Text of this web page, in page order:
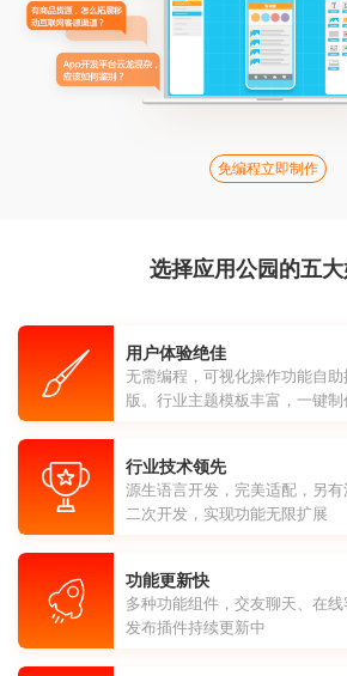
免编程立即制作
选择应用公园的五
用户体验绝佳
无需编程，可视化操作功能自
版。行业主题模板丰富，一键制
行业技术领先
源生语言开发，完美适配，另
二次开发，实现功能无限扩展
功能更新快
多种功能组件，交友聊天、在
发布插件持续更新中